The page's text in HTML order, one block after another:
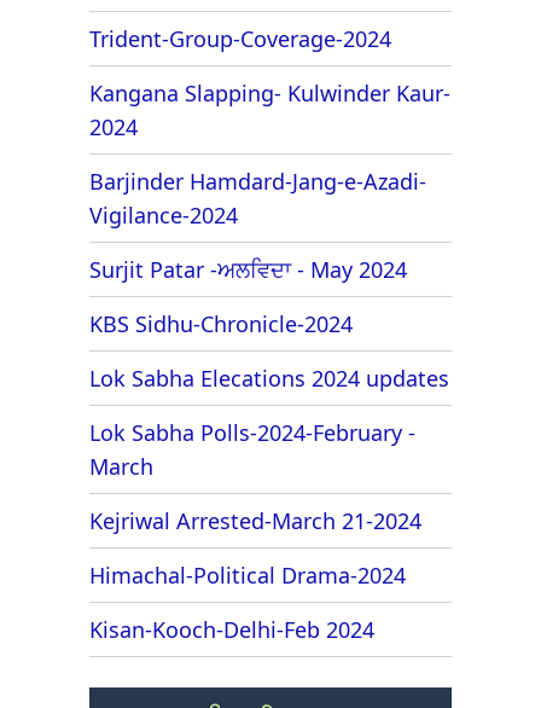
Trident-Group-Coverage-2024
Kangana Slapping- Kulwinder Kaur-
2024
Barjinder Hamdard-Jang-e-Azadi-
Vigilance-2024
Surjit Patar -ਅਲਵਿਦਾ - May 2024
KBS Sidhu-Chronicle-2024
Lok Sabha Elecations 2024 updates
Lok Sabha Polls-2024-February -
March
Kejriwal Arrested-March 21-2024
Himachal-Political Drama-2024
Kisan-Kooch-Delhi-Feb 2024